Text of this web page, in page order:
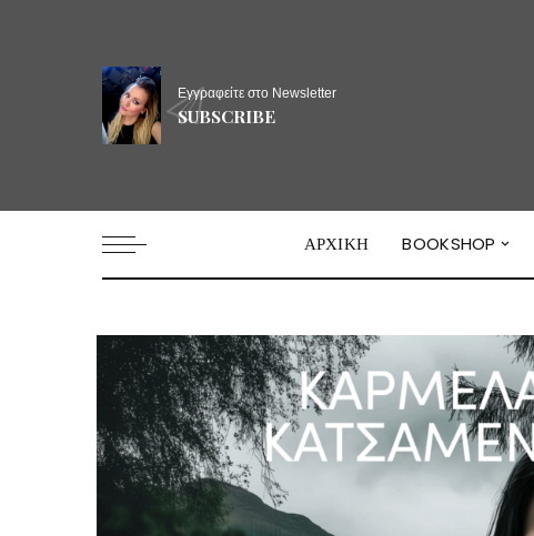
Εγγραφείτε στο Newsletter
SUBSCRIBE
ΑΡΧΙΚΗ BOOKSHOP